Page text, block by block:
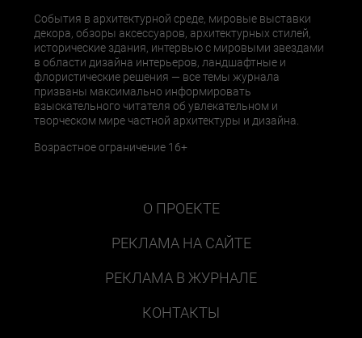
События в архитектурной среде, мировые выставки
декора, обзоры аксессуаров, архитектурных стилей,
исторические здания, интервью с мировыми звездами
в области дизайна интерьеров, ландшафтные и
флористические решения — все темы журнала
призваны максимально информировать
взыскательного читателя об увлекательном и
творческом мире частной архитектуры и дизайна.
Возрастное ограничение 16+
О ПРОЕКТЕ
РЕКЛАМА НА САЙТЕ
РЕКЛАМА В ЖУРНАЛЕ
КОНТАКТЫ